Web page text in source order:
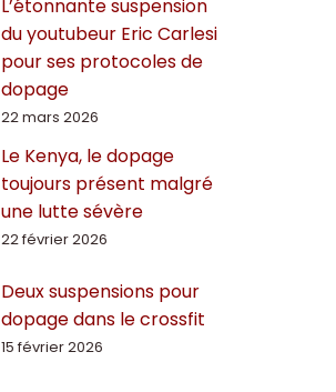
L’étonnante suspension
du youtubeur Eric Carlesi
pour ses protocoles de
dopage
22 mars 2026
Le Kenya, le dopage
toujours présent malgré
une lutte sévère
22 février 2026
Deux suspensions pour
dopage dans le crossfit
15 février 2026